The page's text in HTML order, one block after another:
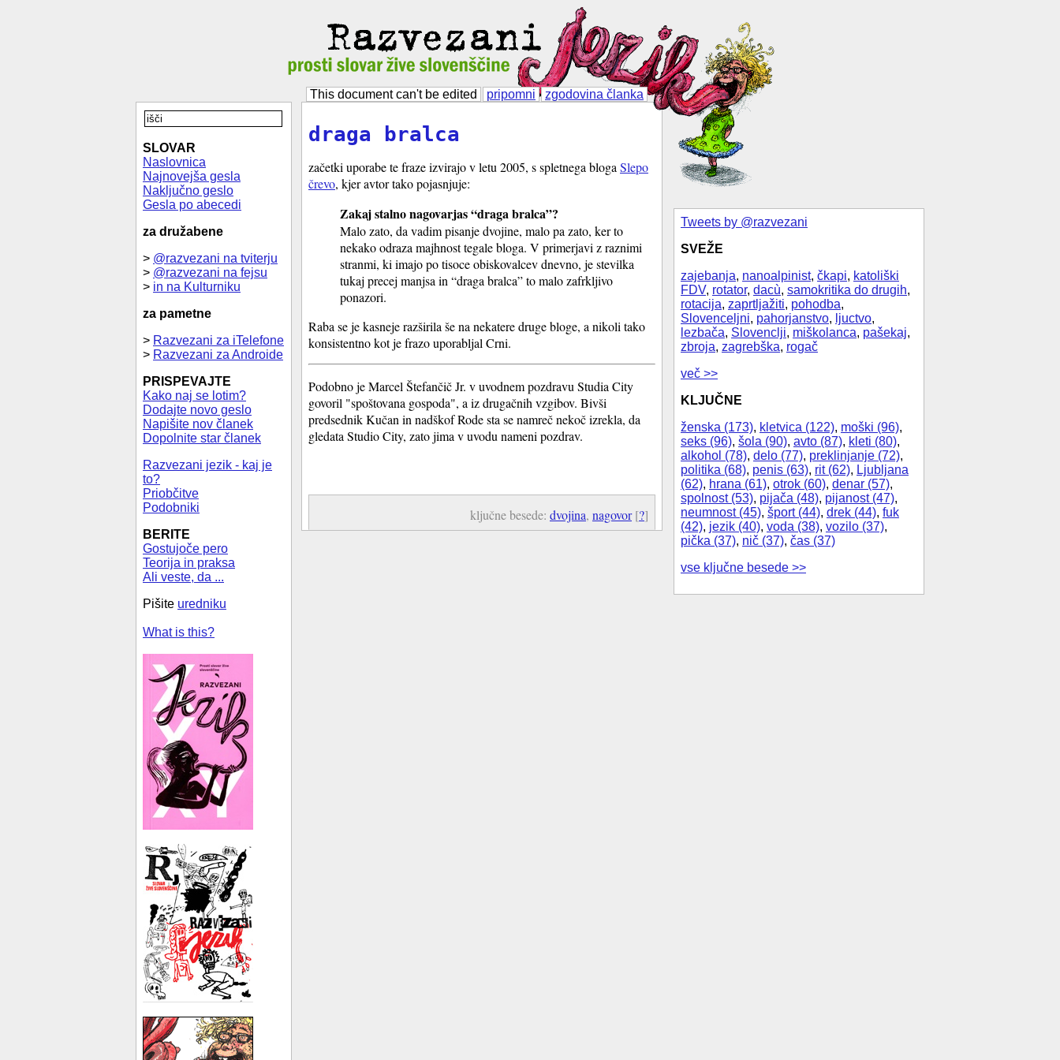
This document can't be edited pripomni zgodovina članka
Tweets by @razvezani
SVEŽE
zajebanja, nanoalpinist, čkapi, katoliški
FDV, rotator, dacù, samokritika do drugih,
rotacija, zaprtljažiti, pohodba,
Slovenceljni, pahorjanstvo, ljuctvo,
lezbača, Slovenclji, miškolanca, pašekaj,
zbroja, zagrebška, rogač
več >>
KLJUČNE
ženska (173), kletvica (122), moški (96),
seks (96), šola (90), avto (87), kleti (80),
alkohol (78), delo (77), preklinjanje (72),
politika (68), penis (63), rit (62), Ljubljana
(62), hrana (61), otrok (60), denar (57),
spolnost (53), pijača (48), pijanost (47),
neumnost (45), šport (44), drek (44), fuk
(42), jezik (40), voda (38), vozilo (37),
pička (37), nič (37), čas (37)
vse ključne besede >>
SLOVAR
Naslovnica
Najnovejša gesla
Naključno geslo
Gesla po abecedi
za družabene
> @razvezani na tviterju
> @razvezani na fejsu
> in na Kulturniku
za pametne
> Razvezani za iTelefone
> Razvezani za Androide
PRISPEVAJTE
Kako naj se lotim?
Dodajte novo geslo
Napišite nov članek
Dopolnite star članek
Razvezani jezik - kaj je
to?
Priobčitve
Podobniki
BERITE
Gostujoče pero
Teorija in praksa
Ali veste, da ...
Pišite uredniku
What is this?
draga bralca
začetki uporabe te fraze izvirajo v letu 2005, s spletnega blogaSlepo
črevo, kjer avtor tako pojasnjuje:
Zakaj stalno nagovarjas “draga bralca”?
Malo zato, da vadim pisanje dvojine, malo pa zato, ker to
nekako odraza majhnost tegale bloga. V primerjavi z raznimi
stranmi, ki imajo po tisoce obiskovalcev dnevno, je stevilka
tukaj precej manjsa in “draga bralca” to malo zafrkljivo
ponazori.
Raba se je kasneje razširila še na nekatere druge bloge, a nikoli tako
konsistentno kot je frazo uporabljal Crni.
Podobno je Marcel Štefančič Jr. v uvodnem pozdravu Studia City
govoril "spoštovana gospoda", a iz drugačnih vzgibov. Bivši
predsednik Kučan in nadškof Rode sta se namreč nekoč izrekla, da
gledata Studio City, zato jima v uvodu nameni pozdrav.
ključne besede: dvojina, nagovor[?]